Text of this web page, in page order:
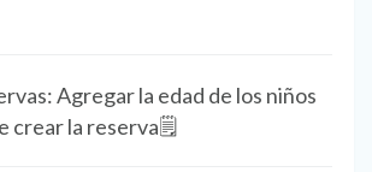
Agregar la edad de los niños
crear la reserva🗒️